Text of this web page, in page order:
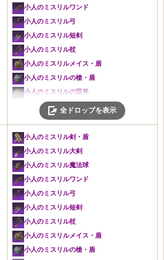
城塞の剣・盾
灰色の大剣
灰色の魔法球
城塞の魔法球
灰色のワンド
城塞のワンド
灰色の弓
城塞の弓
灰色の短剣
城塞の短剣
灰色の杖
亡者の叫びの戦斧
亡者の叫びの魔法球
亡者の叫びのワンド
亡者の叫びの弓
亡者の叫びの短剣
亡者の叫びの杖
亡者の叫びのメイス・盾
亡者の叫びの槍・盾
冬の兜
小人のミスリルワンド
小人のミスリル弓
小人のミスリル短剣
小人のミスリル杖
小人のミスリルメイス・盾
小人のミスリルの槍・盾
小人のミスリルの双斧
いにしえの影の兜
いにしえの影の鎧
いにしえの影の手袋
いにしえの影の靴
亡者の叫びの斧・盾
亡者の叫びの戦斧
亡者の叫びの魔法球
亡者の叫びのワンド
亡者の叫びの弓
亡者の叫びの短剣
亡者の叫びの杖
全ドロップを表示
小人のミスリル剣・盾
小人のミスリル大剣
小人のミスリル魔法球
小人のミスリルワンド
小人のミスリル弓
小人のミスリル短剣
小人のミスリル杖
小人のミスリルメイス・盾
小人のミスリルの槍・盾